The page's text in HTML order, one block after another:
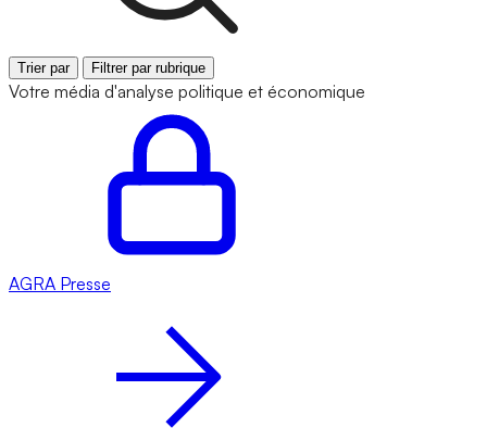
Trier par Filtrer par rubrique
Votre média d'analyse politique et économique
AGRA Presse